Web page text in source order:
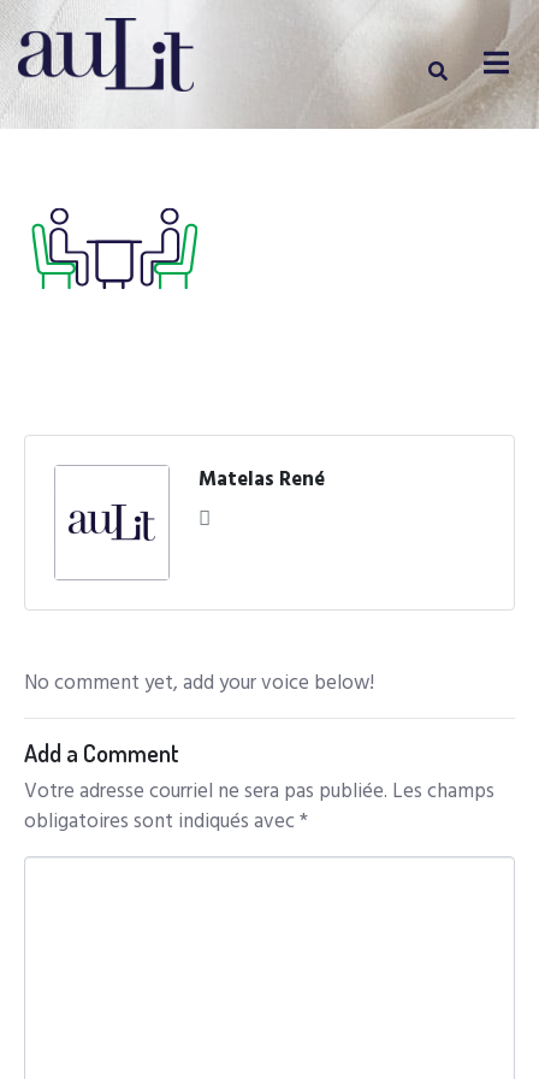
Matelas René
No comment yet, add your voice below!
Add a Comment
Votre adresse courriel ne sera pas publiée. Les champs
obligatoires sont indiqués avec*
C